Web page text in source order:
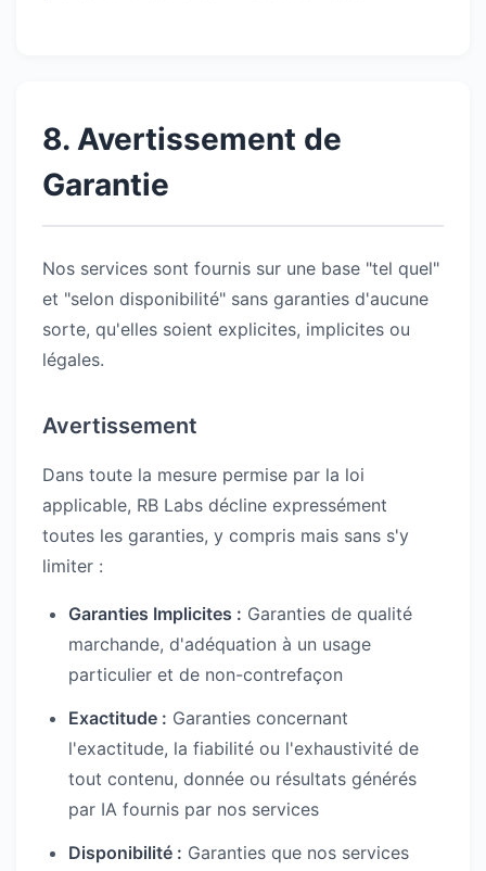
8. Avertissement de
Garantie
Nos services sont fournis sur une base "tel quel"
et "selon disponibilité" sans garanties d'aucune
sorte, qu'elles soient explicites, implicites ou
légales.
Avertissement
Dans toute la mesure permise par la loi
applicable, RB Labs décline expressément
toutes les garanties, y compris mais sans s'y
limiter :
Garanties Implicites : Garanties de qualité
marchande, d'adéquation à un usage
particulier et de non-contrefaçon
Exactitude : Garanties concernant
l'exactitude, la fiabilité ou l'exhaustivité de
tout contenu, donnée ou résultats générés
par IA fournis par nos services
Disponibilité : Garanties que nos services